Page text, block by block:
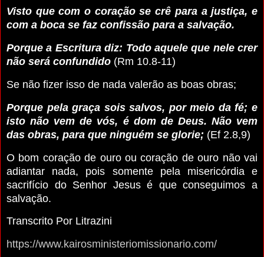
Visto que com o coração se crê para a justiça, e
com a boca se faz confissão para a salvação.
Porque a Escritura diz: Todo aquele que nele crer
não será confundido (Rm 10.8-11)
Se não fizer isso de nada valerão as boas obras;
Porque pela graça sois salvos, por meio da fé; e
isto não vem de vós, é dom de Deus. Não vem
das obras, para que ninguém se glorie; (Ef 2.8,9)
O bom coração de ouro ou coração de ouro não vai
adiantar nada, pois somente pela misericórdia e
sacrifício do Senhor Jesus é que conseguimos a
salvação.
Transcrito Por Litrazini
https://www.kairosministeriomissionario.com/